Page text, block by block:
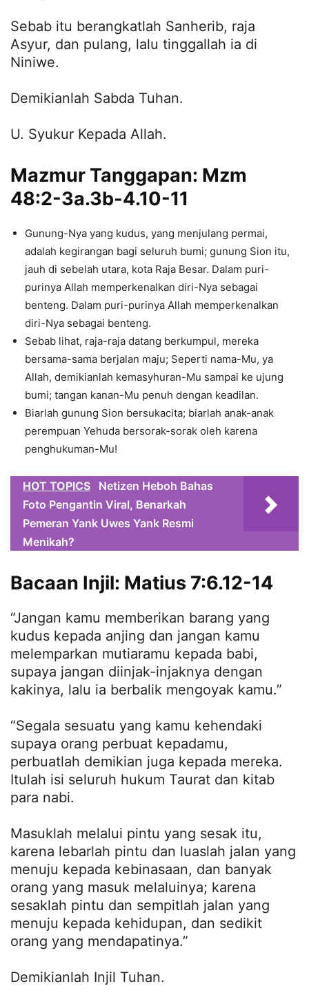
Sebab itu berangkatlah Sanherib, raja
Asyur, dan pulang, lalu tinggallah ia di
Niniwe.
Demikianlah Sabda Tuhan.
U. Syukur Kepada Allah.
Mazmur Tanggapan: Mzm
48:2-3a.3b-4.10-11
Gunung-Nya yang kudus, yang menjulang permai,
adalah kegirangan bagi seluruh bumi; gunung Sion itu,
jauh di sebelah utara, kota Raja Besar. Dalam puri-
purinya Allah memperkenalkan diri-Nya sebagai
benteng. Dalam puri-purinya Allah memperkenalkan
diri-Nya sebagai benteng.
Sebab lihat, raja-raja datang berkumpul, mereka
bersama-sama berjalan maju; Seperti nama-Mu, ya
Allah, demikianlah kemasyhuran-Mu sampai ke ujung
bumi; tangan kanan-Mu penuh dengan keadilan.
Biarlah gunung Sion bersukacita; biarlah anak-anak
perempuan Yehuda bersorak-sorak oleh karena
penghukuman-Mu!
HOT TOPICS
Netizen Heboh Bahas
Foto Pengantin Viral, Benarkah
Pemeran Yank Uwes Yank Resmi
Menikah?
Bacaan Injil: Matius 7:6.12-14
“Jangan kamu memberikan barang yang
kudus kepada anjing dan jangan kamu
melemparkan mutiaramu kepada babi,
supaya jangan diinjak-injaknya dengan
kakinya, lalu ia berbalik mengoyak kamu.”
“Segala sesuatu yang kamu kehendaki
supaya orang perbuat kepadamu,
perbuatlah demikian juga kepada mereka.
Itulah isi seluruh hukum Taurat dan kitab
para nabi.
Masuklah melalui pintu yang sesak itu,
karena lebarlah pintu dan luaslah jalan yang
menuju kepada kebinasaan, dan banyak
orang yang masuk melaluinya; karena
sesaklah pintu dan sempitlah jalan yang
menuju kepada kehidupan, dan sedikit
orang yang mendapatinya.”
Demikianlah Injil Tuhan.